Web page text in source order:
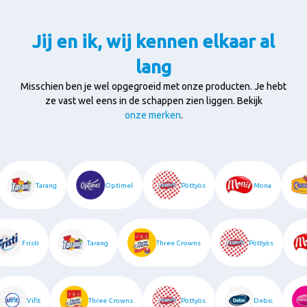
Jij en ik, wij kennen elkaar al
lang
Misschien ben je wel opgegroeid met onze producten. Je hebt
ze vast wel eens in de schappen zien liggen. Bekijk
onze merken.
Tarang Optimel Pöttyös Mona
Fristi Tarang Three Crowns Pöttyös
Vifit Three Crowns Pöttyös Debic